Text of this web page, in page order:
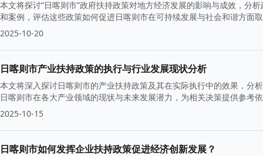
本文将探讨“日喀则市”政府扶持政策对地方经济发展的影响与成效，分
和案例，评估这些政策如何促进日喀则市在可持续发展与社会和谐方面
2025-10-20
日喀则市产业扶持政策的执行与行业发展现状分析
本文将深入探讨日喀则市的产业扶持政策及其在实际执行中的效果，分
日喀则市在各大产业领域的现状与未来发展潜力，为相关决策提供参考
2025-10-15
日喀则市如何发挥企业扶持政策促进经济创新发展？